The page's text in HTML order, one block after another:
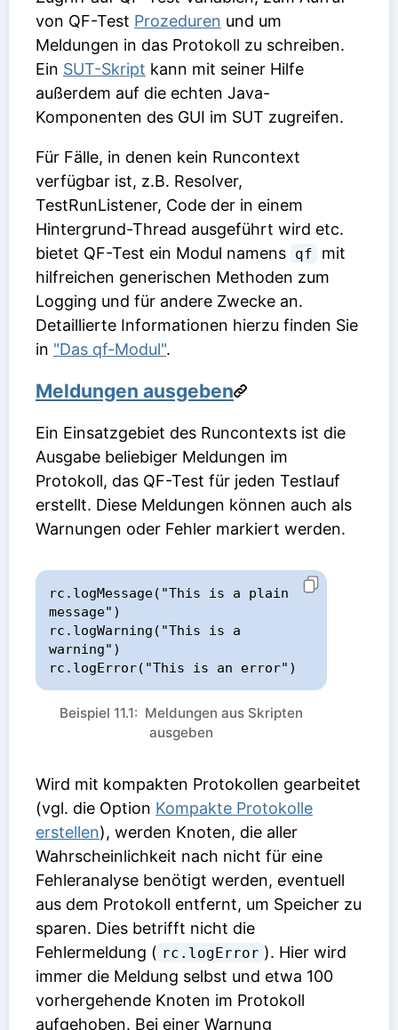
von QF-Test Prozeduren und um
Meldungen in das Protokoll zu schreiben.
Ein SUT-Skript kann mit seiner Hilfe
außerdem auf die echten Java-
Komponenten des GUI im SUT zugreifen.
Für Fälle, in denen kein Runcontext
verfügbar ist, z.B. Resolver,
TestRunListener, Code der in einem
Hintergrund-Thread ausgeführt wird etc.
bietet QF-Test ein Modul namens qf
mit
hilfreichen generischen Methoden zum
Logging und für andere Zwecke an.
Detaillierte Informationen hierzu finden Sie
in "Das qf-Modul".
Meldungen ausgeben
Ein Einsatzgebiet des Runcontexts ist die
Ausgabe beliebiger Meldungen im
Protokoll, das QF-Test für jeden Testlauf
erstellt. Diese Meldungen können auch als
Warnungen oder Fehler markiert werden.
rc.logMessage("This is a plain
message")
rc.logWarning("This is a
warning")
rc.logError("This is an error")
Beispiel 11.1: Meldungen aus Skripten
ausgeben
Wird mit kompakten Protokollen gearbeitet
(vgl. die Option Kompakte Protokolle
erstellen), werden Knoten, die aller
Wahrscheinlichkeit nach nicht für eine
Fehleranalyse benötigt werden, eventuell
aus dem Protokoll entfernt, um Speicher zu
sparen. Dies betrifft nicht die
Fehlermeldung ( rc.logError ). Hier wird
immer die Meldung selbst und etwa 100
vorhergehende Knoten im Protokoll
aufgehoben. Bei einer Warnung